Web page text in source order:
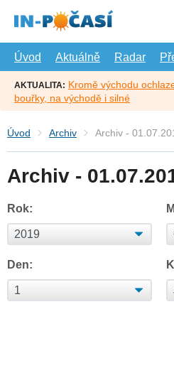
hlavní
Úvod
Aktuálně Radar
AKTUALITA: Kromě východu
bouřky, na východě i silné
Úvod Archiv Archiv -
Archiv -
Rok:
Den: